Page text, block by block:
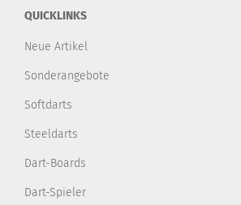
QUICKLINKS
Neue Artikel
Sonderangebote
Softdarts
Steeldarts
Dart-Boards
Dart-Spieler